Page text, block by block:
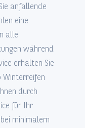
anfallende
eine
alle
während
erhalten Sie
Winterreifen
durch
für Ihr
minimalem